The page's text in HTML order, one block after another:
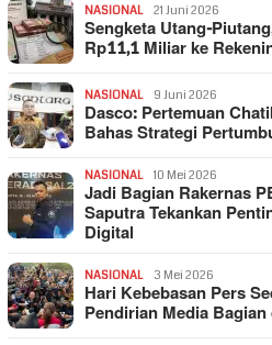
NASIONAL 21 Juni 2026
Sengketa Utang-
Rp11,1 Miliar ke
NASIONAL 9 Juni 2026
Dasco: Pertemuan
Bahas Strategi
NASIONAL 10 Mei 2026
Jadi Bagian Rakernas
Saputra Tekankan
Digital
NASIONAL 3 Mei 2026
Hari Kebebasan Pers
Pendirian Media